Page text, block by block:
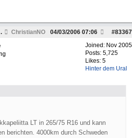
wirklich gu ChristianNO #83367
04/03/2006 07:06
Joined: Nov 2005
Posts: 5,725
Likes: 5
Hinter dem Ural
LT in 265/75 R16 und kann
berichten. 4000km durch Schweden